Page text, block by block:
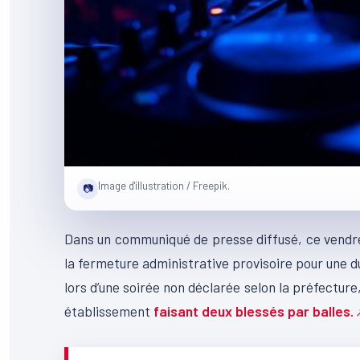
📷 Image d'illustration / Freepik.
Dans un communiqué de presse diffusé, ce
la fermeture administrative provisoire pour une
lors d’une soirée non déclarée selon la
établissement faisant deux blessés par balles.